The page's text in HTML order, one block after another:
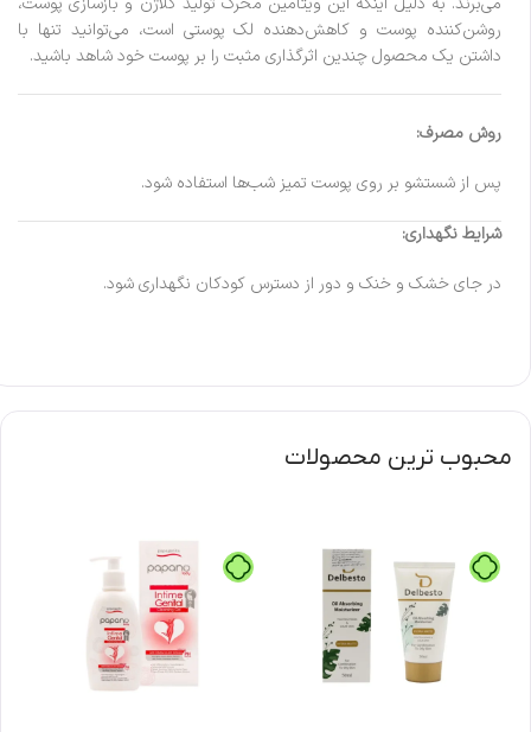
روشن‌کننده پوست و کاهش‌دهنده لک پوستی است، می‌توانید تنها با
داشتن یک محصول چندین اثرگذاری مثبت را بر پوست خود شاهد باشید.
روش مصرف:
پس از شستشو بر روی پوست تمیز شب‌ها استفاده شود.
شرایط نگهداری:
در جای خشک و خنک و دور از دسترس کودکان نگهداری شود.
محبوب ترین محصولات